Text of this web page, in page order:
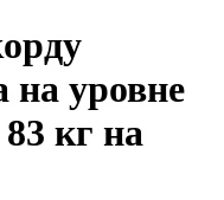
на уровне
кг на